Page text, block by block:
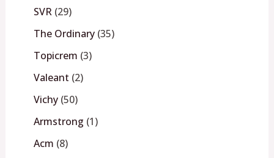
SVR 29
The Ordinary 35
Topicrem 3
Valeant 2
Vichy 50
Armstrong 1
Acm 8